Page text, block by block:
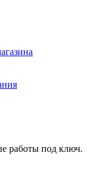
работы под ключ.